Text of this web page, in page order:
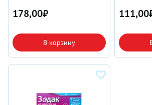
178,00₽
В корзину
111,00